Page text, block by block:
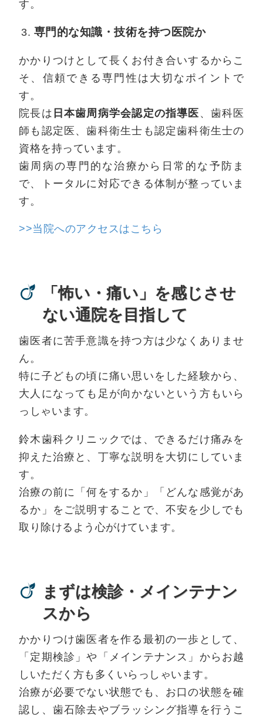
す。
専門的な知識・技術を持つ医院か
かかりつけとして長くお付き合いするからこ
そ、信頼できる専門性は大切なポイントで
す。
院長は 日本歯周病学会認定の指導医 、歯科医
師も認定医、歯科衛生士も認定歯科衛生士の
資格を持っています。
歯周病の専門的な治療から日常的な予防ま
で、トータルに対応できる体制が整っていま
す。
>>当院へのアクセスはこちら
「怖い・痛い」を感じさせ
ない通院を目指して
歯医者に苦手意識を持つ方は少なくありませ
ん。
特に子どもの頃に痛い思いをした経験から、
大人になっても足が向かないという方もいら
っしゃいます。
鈴木歯科クリニックでは、できるだけ痛みを
抑えた治療と、丁寧な説明を大切にしていま
す。
治療の前に「何をするか」「どんな感覚があ
るか」をご説明することで、不安を少しでも
取り除けるよう心がけています。
まずは検診・メインテナン
スから
かかりつけ歯医者を作る最初の一歩として、
「定期検診」や「メインテナンス」からお越
しいただく方も多くいらっしゃいます。
治療が必要でない状態でも、お口の状態を確
認し、歯石除去やブラッシング指導を行うこ